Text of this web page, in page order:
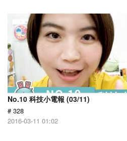
No.10 科技小電報 (03/11)
# 328
2016-03-11 01:02